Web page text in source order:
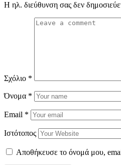
Η ηλ. διεύθυνση σας δεν
Σχόλιο *
Όνομα *
Email *
Ιστότοπος
Αποθήκευσε το όνομά μου,